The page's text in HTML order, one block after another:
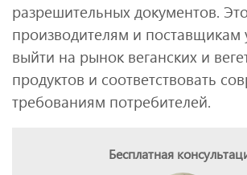
разрешительных документов.
производителям и поставщикам
выйти на рынок веганских и
продуктов и соответствовать
требованиям потребителей.
Бесплатная